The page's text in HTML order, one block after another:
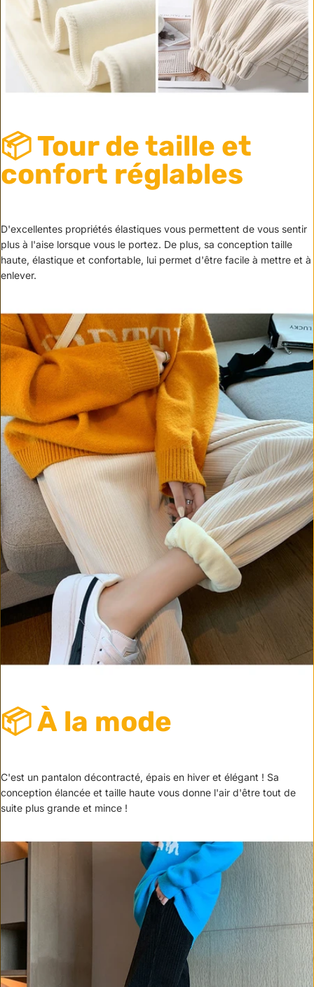
📦 Tour de taille et
confort réglables
D'excellentes propriétés élastiques vous permettent de vous sentir
plus à l'aise lorsque vous le portez. De plus, sa conception taille
haute, élastique et confortable, lui permet d'être facile à mettre et à
enlever.
📦 À la mode
C'est un pantalon décontracté, épais en hiver et élégant ! Sa
conception élancée et taille haute vous donne l'air d'être tout de
suite plus grande et mince !